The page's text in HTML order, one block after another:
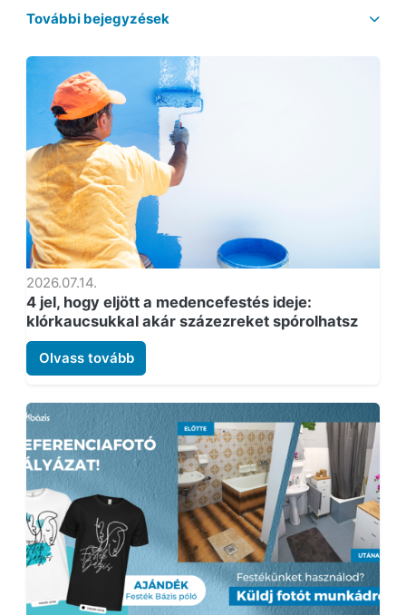
További bejegyzések
2026.07.14.
4 jel, hogy eljött a medencefestés ideje:
klórkaucsukkal akár százezreket spórolhatsz
Olvass tovább